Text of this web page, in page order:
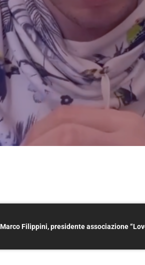
Marco Filippini, presidente associazione